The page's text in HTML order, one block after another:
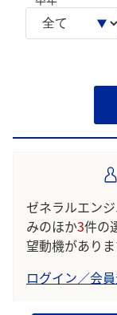
ゼネラルエン
みのほか3件の
望動機がありま
ログイン／会